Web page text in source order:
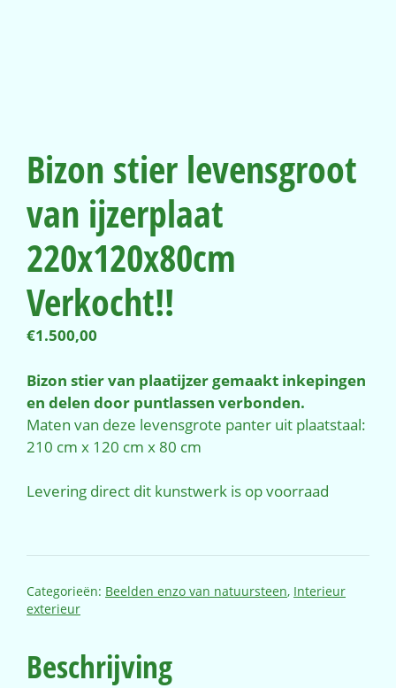
Bizon stier levensgroot
van ijzerplaat
220x120x80cm
Verkocht!!
€1.500,00
Bizon stier van plaatijzer gemaakt inkepingen
en delen door puntlassen verbonden.
Maten van deze levensgrote panter uit plaatstaal:
210 cm x 120 cm x 80 cm
Levering direct dit kunstwerk is op voorraad
Categorieën: Beelden enzo van natuursteen, Interieur
exterieur
Beschrijving